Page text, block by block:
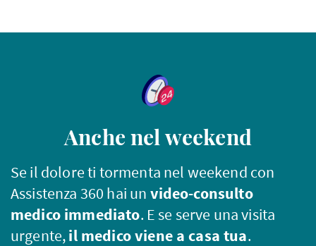
Anche nel weekend
Se il dolore ti tormenta nel weekend con
Assistenza 360 hai un video-consulto
medico immediato. E se serve una visita
urgente,il medico viene a casa tua.